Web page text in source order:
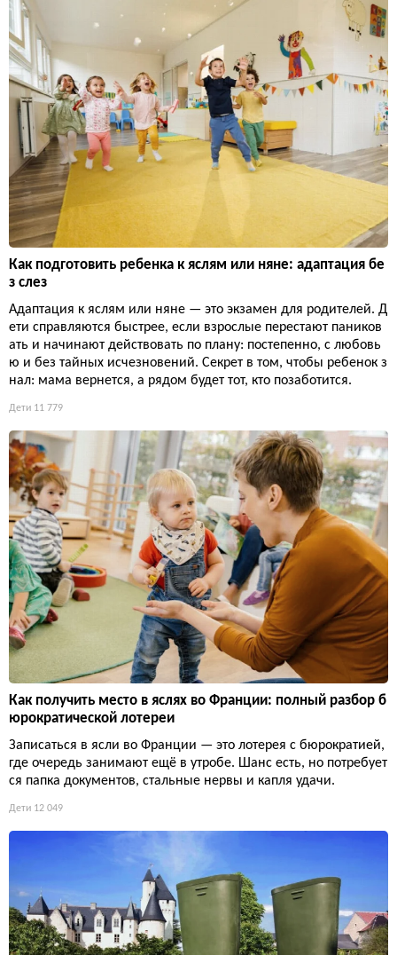
Как подготовить ребенка к яслям или няне: адаптация бе
з слез
Адаптация к яслям или няне — это экзамен для родителей. Д
ети справляются быстрее, если взрослые перестают паников
ать и начинают действовать по плану: постепенно, с любовь
ю и без тайных исчезновений. Секрет в том, чтобы ребенок з
нал: мама вернется, а рядом будет тот, кто позаботится.
Дети 11 779
Как получить место в яслях во Франции: полный разбор б
юрократической лотереи
Записаться в ясли во Франции — это лотерея с бюрократией,
где очередь занимают ещё в утробе. Шанс есть, но потребует
ся папка документов, стальные нервы и капля удачи.
Дети 12 049